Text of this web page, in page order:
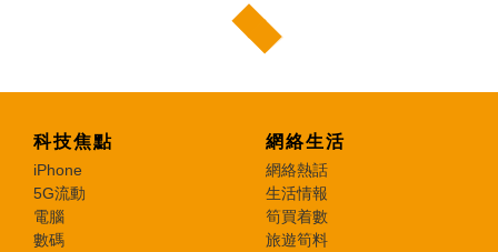
科技焦點
iPhone
5G流動
電腦
數碼
網絡生活
網絡熱話
生活情報
筍買着數
旅遊筍料